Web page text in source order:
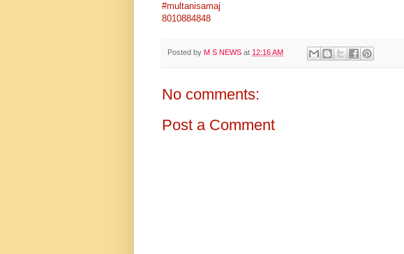
#multanisamaj
8010884848
Posted by M S NEWS at 12:16 AM
No comments:
Post a Comment